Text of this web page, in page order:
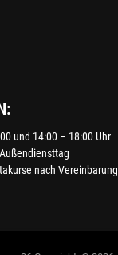
und 14:00 – 18:00 Uhr
nach Vereinbarung